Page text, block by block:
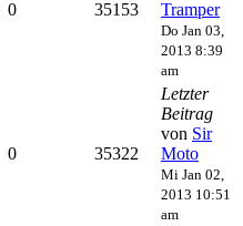
0 35153
Tramper
Do Jan 03,
2013 8:39
am
0 35322
Letzter
Beitrag
von Sir
Moto
Mi Jan 02,
2013 10:51
am